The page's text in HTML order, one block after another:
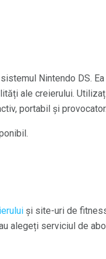
Nintendo DS. Ea
ale creierului.
portabil și provocator.
și site-uri de
alegeți serviciul de